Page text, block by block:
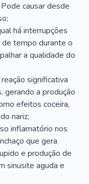
causar desde
há interrupções
tempo durante o
a qualidade do
significativa
gerando a produção
efeitos coceira,
nariz;
inflamatório nos
que gera
e produção de
sinusite aguda e